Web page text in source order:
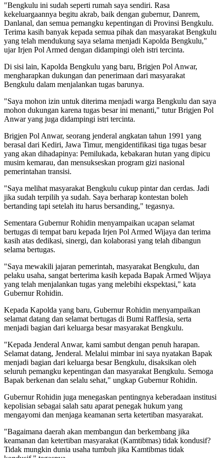
"Bengkulu ini sudah seperti rumah saya sendiri. Rasa
kekeluargaannya begitu akrab, baik dengan gubernur, Danrem,
Danlanal, dan semua pemangku kepentingan di Provinsi Bengkulu.
Terima kasih banyak kepada semua pihak dan masyarakat Bengkulu
yang telah mendukung saya selama menjadi Kapolda Bengkulu,"
ujar Irjen Pol Armed dengan didampingi oleh istri tercinta.
Di sisi lain, Kapolda Bengkulu yang baru, Brigjen Pol Anwar,
mengharapkan dukungan dan penerimaan dari masyarakat
Bengkulu dalam menjalankan tugas barunya.
"Saya mohon izin untuk diterima menjadi warga Bengkulu dan saya
mohon dukungan karena tugas besar ini menanti," tutur Brigjen Pol
Anwar yang juga didampingi istri tercinta.
Brigjen Pol Anwar, seorang jenderal angkatan tahun 1991 yang
berasal dari Kediri, Jawa Timur, mengidentifikasi tiga tugas besar
yang akan dihadapinya: Pemilukada, kebakaran hutan yang dipicu
musim kemarau, dan mensukseskan program gizi nasional
pemerintahan transisi.
"Saya melihat masyarakat Bengkulu cukup pintar dan cerdas. Jadi
jika sudah terpilih ya sudah. Saya berharap kontestan boleh
bertanding tapi setelah itu harus bersanding," tegasnya.
Sementara Gubernur Rohidin menyampaikan ucapan selamat
bertugas di tempat baru kepada Irjen Pol Armed Wijaya dan terima
kasih atas dedikasi, sinergi, dan kolaborasi yang telah dibangun
selama bertugas.
"Saya mewakili jajaran pemerintah, masyarakat Bengkulu, dan
pelaku usaha, sangat berterima kasih kepada Bapak Armed Wijaya
yang telah menjalankan tugas yang melebihi ekspektasi," kata
Gubernur Rohidin.
Kepada Kapolda yang baru, Gubernur Rohidin menyampaikan
selamat datang dan selamat bertugas di Bumi Rafflesia, serta
menjadi bagian dari keluarga besar masyarakat Bengkulu.
"Kepada Jenderal Anwar, kami sambut dengan penuh harapan.
Selamat datang, Jenderal. Melalui mimbar ini saya nyatakan Bapak
menjadi bagian dari keluarga besar Bengkulu, disaksikan oleh
seluruh pemangku kepentingan dan masyarakat Bengkulu. Semoga
Bapak berkenan dan selalu sehat," ungkap Gubernur Rohidin.
Gubernur Rohidin juga menegaskan pentingnya keberadaan institusi
kepolisian sebagai salah satu aparat penegak hukum yang
mengayomi dan menjaga keamanan serta ketertiban masyarakat.
"Bagaimana daerah akan membangun dan berkembang jika
keamanan dan ketertiban masyarakat (Kamtibmas) tidak kondusif?
Tidak mungkin dunia usaha tumbuh jika Kamtibmas tidak